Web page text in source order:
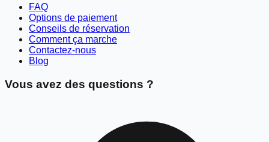
FAQ
Options de paiement
Conseils de réservation
Comment ça marche
Contactez-nous
Blog
Vous avez des questions ?